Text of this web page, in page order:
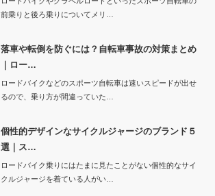
前乗りと後ろ乗りについてメリ…
落車や転倒を防ぐには？自転車事故の対策まとめ
｜ロー…
ロードバイクなどのスポーツ自転車は速いスピードが出せ
るので、乗り方が間違っていた…
個性的デザインなサイクルジャージのブランド５
選｜ス…
ロードバイク乗りにはたまに見たことがない個性的なサイ
クルジャージを着ている人がい…